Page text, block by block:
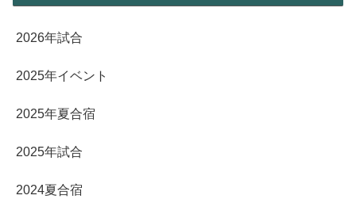
2026年試合
2025年イベント
2025年夏合宿
2025年試合
2024夏合宿